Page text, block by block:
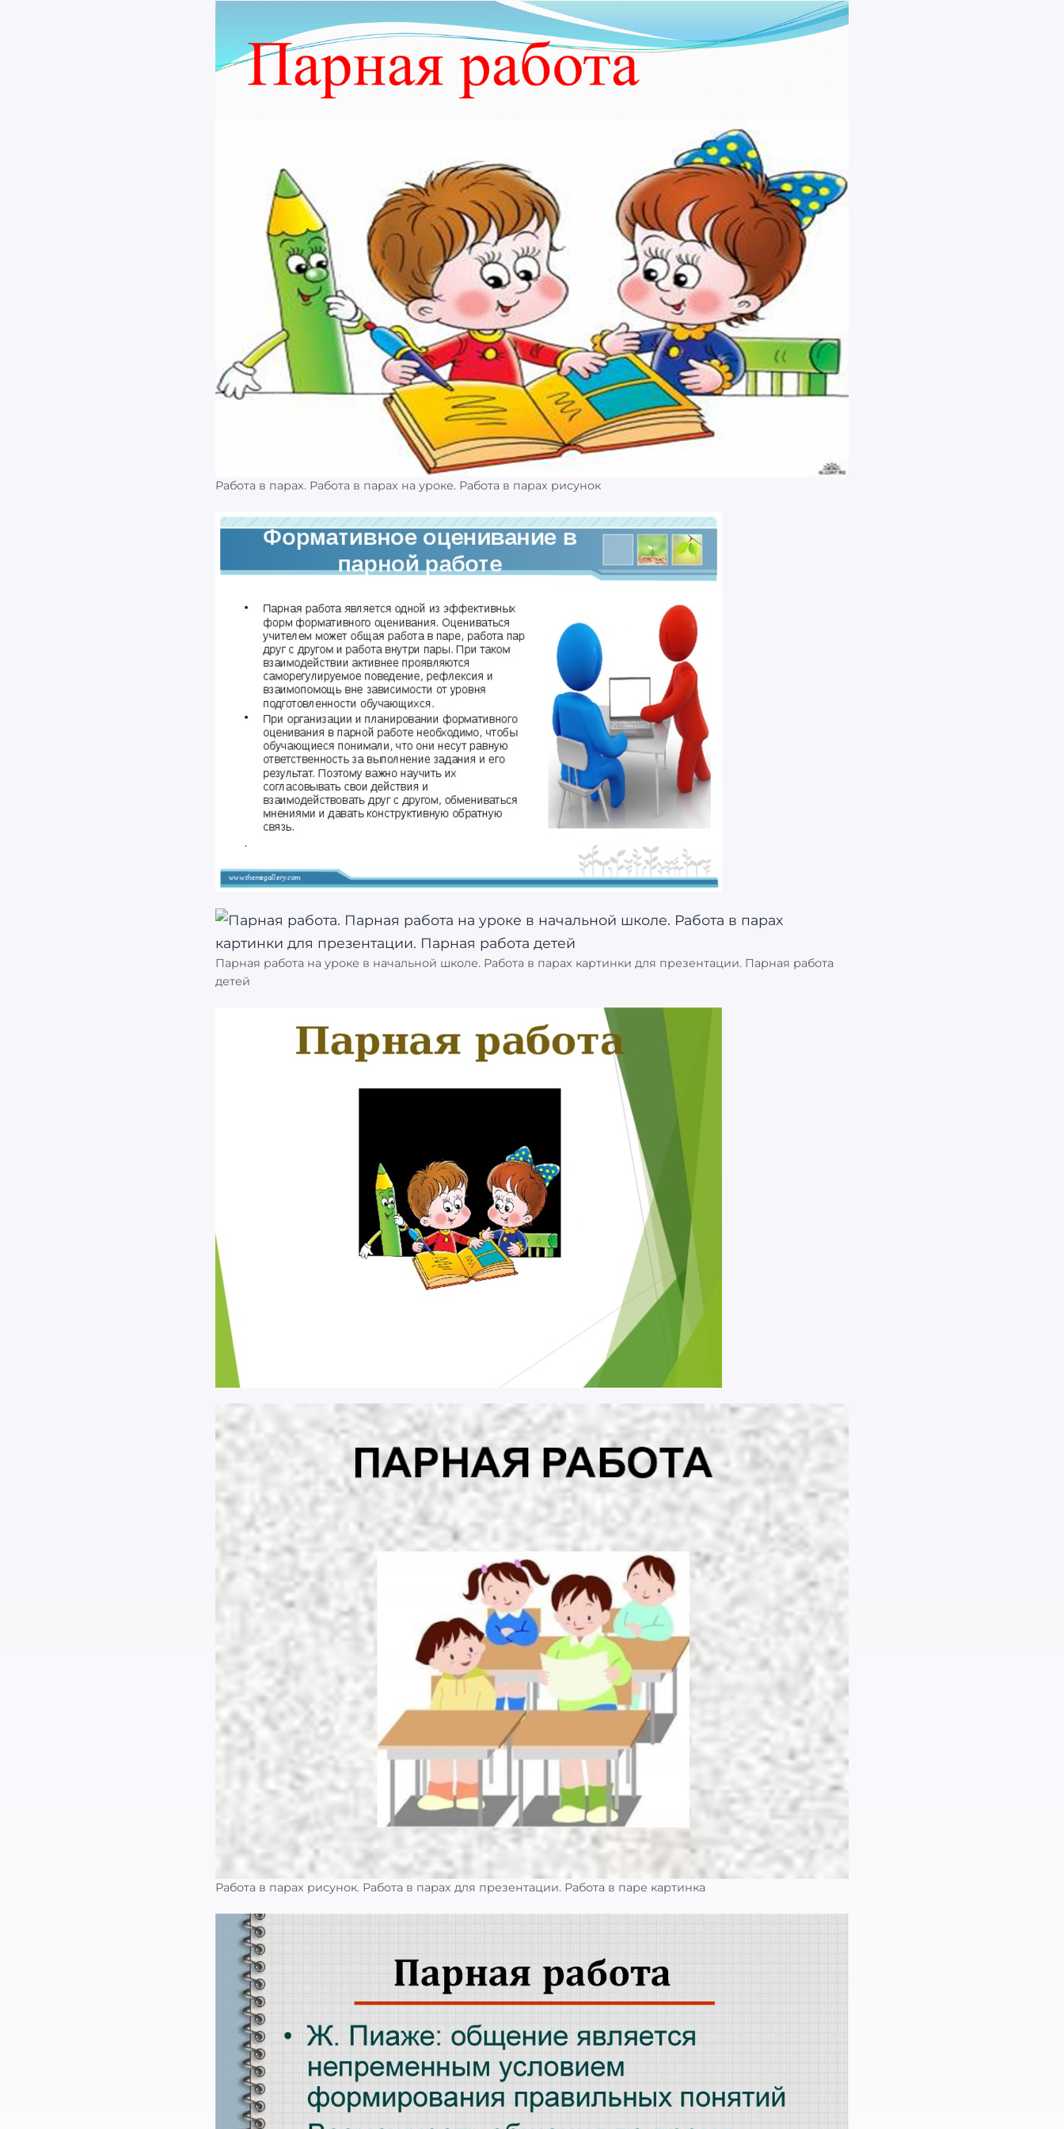
Работа в парах. Работа в парах на уроке. Работа в парах рисунок
Парная работа на уроке в начальной школе. Работа в парах картинки для презентации. Парная работа
детей
Работа в парах рисунок. Работа в парах для презентации. Работа в паре картинка